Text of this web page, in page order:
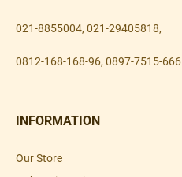
021-8855004, 021-29405818,
0812-168-168-96, 0897-7515-666
INFORMATION
Our Store